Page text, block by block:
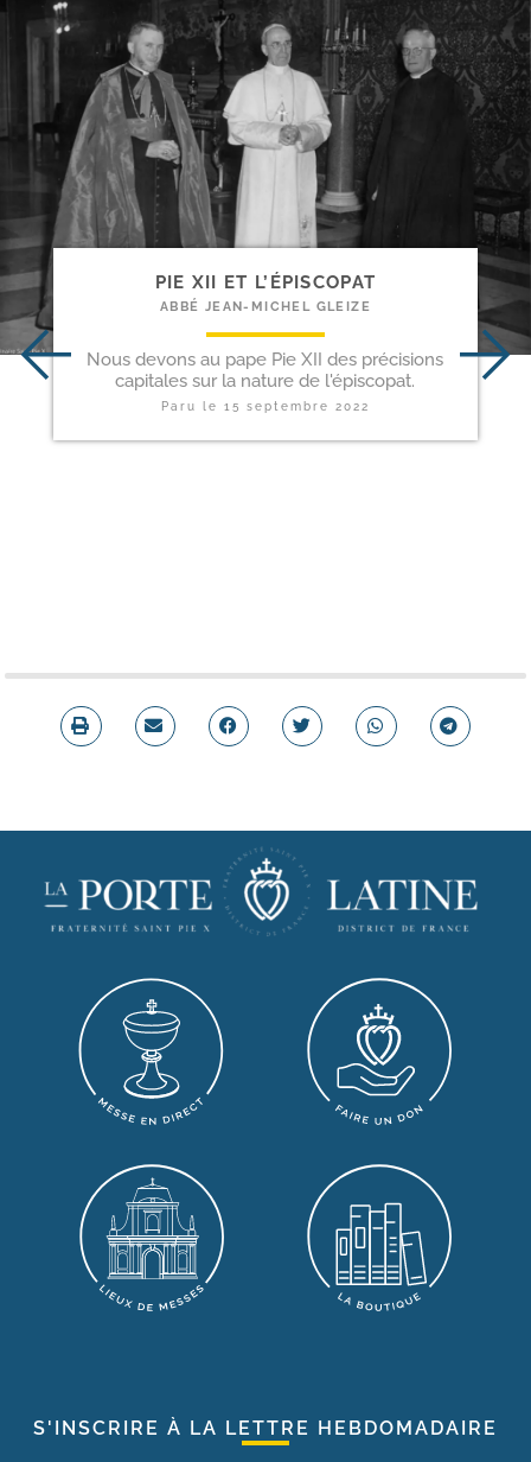
PIE XII ET L’ÉPISCOPAT
ABBÉ JEAN-MICHEL GLEIZE
Nous devons au pape Pie XII des précisions
capitales sur la nature de l'épiscopat.
Paru le 15 septembre 2022
S'INSCRIRE À LA LETTRE HEBDOMADAIRE